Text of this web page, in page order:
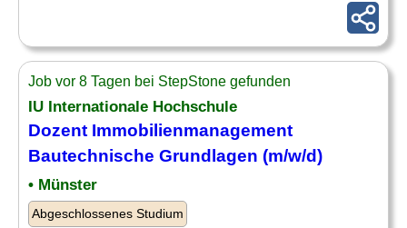
Job vor 8 Tagen bei StepStone gefunden
IU Internationale Hochschule
Dozent Immobilienmanagement
Bautechnische Grundlagen (m/w/d)
• Münster
Abgeschlossenes Studium